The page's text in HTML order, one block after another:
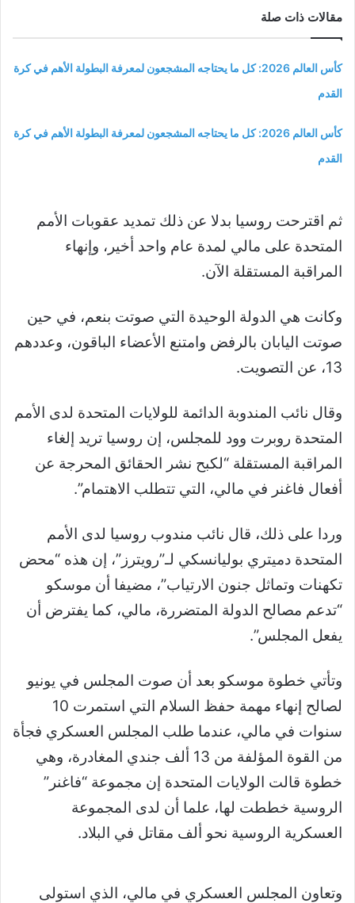
مقالات ذات صلة
كأس العالم 2026: كل ما يحتاجه المشجعون لمعرفة البطولة الأهم في كرة
القدم
كأس العالم 2026: كل ما يحتاجه المشجعون لمعرفة البطولة الأهم في كرة
القدم
ثم اقترحت روسيا بدلا عن ذلك تمديد عقوبات الأمم
المتحدة على مالي لمدة عام واحد أخير، وإنهاء
المراقبة المستقلة الآن.
وكانت هي الدولة الوحيدة التي صوتت بنعم، في حين
صوتت اليابان بالرفض وامتنع الأعضاء الباقون، وعددهم
13، عن التصويت.
وقال نائب المندوبة الدائمة للولايات المتحدة لدى الأمم
المتحدة روبرت وود للمجلس، إن روسيا تريد إلغاء
المراقبة المستقلة “لكبح نشر الحقائق المحرجة عن
أفعال فاغنر في مالي، التي تتطلب الاهتمام”.
وردا على ذلك، قال نائب مندوب روسيا لدى الأمم
المتحدة دميتري بوليانسكي لـ”رويترز”، إن هذه “محض
تكهنات وتماثل جنون الارتياب”، مضيفا أن موسكو
“تدعم مصالح الدولة المتضررة، مالي، كما يفترض أن
يفعل المجلس”.
وتأتي خطوة موسكو بعد أن صوت المجلس في يونيو
لصالح إنهاء مهمة حفظ السلام التي استمرت 10
سنوات في مالي، عندما طلب المجلس العسكري فجأة
من القوة المؤلفة من 13 ألف جندي المغادرة، وهي
خطوة قالت الولايات المتحدة إن مجموعة “فاغنر”
الروسية خططت لها، علما أن لدى المجموعة
العسكرية الروسية نحو ألف مقاتل في البلاد.
وتعاون المجلس العسكري في مالي، الذي استولى